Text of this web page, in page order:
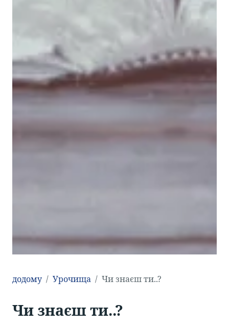
додому Урочища Чи знаєш ти..?
Чи знаєш ти..?